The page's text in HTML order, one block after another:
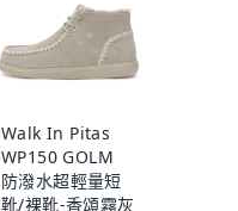
Walk In Pitas
WP150 GOLM
防潑水超輕量短
靴/裸靴-香頌霧灰